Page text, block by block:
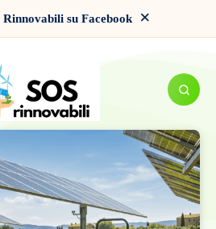
Rinnovabili su Facebook ×